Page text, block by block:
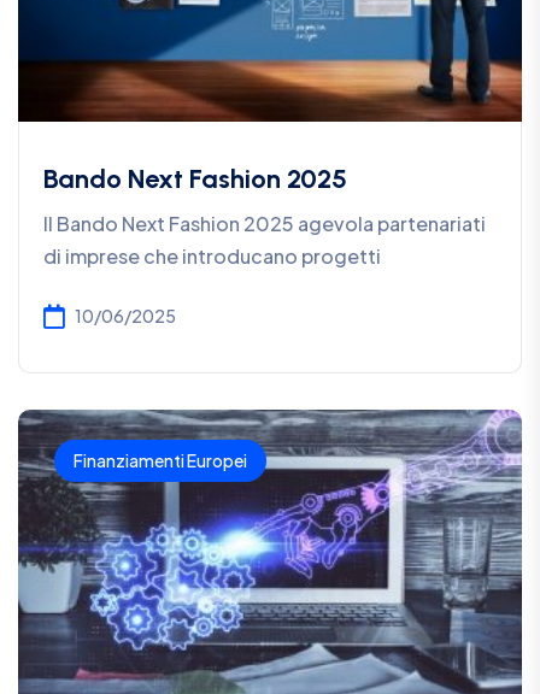
Bando Next Fashion 2025
Il Bando Next Fashion 2025 agevola partenariati
di imprese che introducano progetti
10/06/2025
Finanziamenti Europei